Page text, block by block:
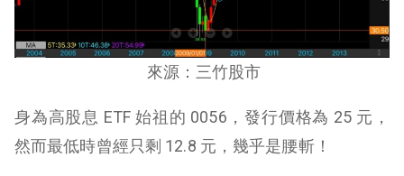
來源：三竹股市
身為高股息 ETF 始祖的 0056，發行價格為 25 元，
然而最低時曾經只剩 12.8 元，幾乎是腰斬！